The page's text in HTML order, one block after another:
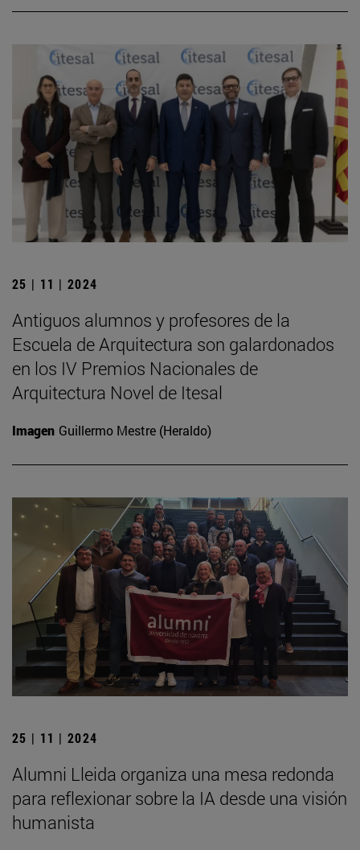
25 | 11 | 2024
Antiguos alumnos y profesores de la
Escuela de Arquitectura son galardonados
en los IV Premios Nacionales de
Arquitectura Novel de Itesal
Imagen Guillermo Mestre (Heraldo)
25 | 11 | 2024
Alumni Lleida organiza una mesa redonda
para reflexionar sobre la IA desde una visión
humanista